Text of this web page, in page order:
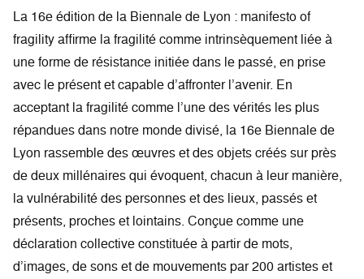
La 16e édition de la Biennale de Lyon : manifesto of
fragility affirme la fragilité comme intrinsèquement liée à
une forme de résistance initiée dans le passé, en prise
avec le présent et capable d’affronter l’avenir. En
acceptant la fragilité comme l’une des vérités les plus
répandues dans notre monde divisé, la 16e Biennale de
Lyon rassemble des œuvres et des objets créés sur près
de deux millénaires qui évoquent, chacun à leur manière,
la vulnérabilité des personnes et des lieux, passés et
présents, proches et lointains. Conçue comme une
déclaration collective constituée à partir de mots,
d’images, de sons et de mouvements par 200 artistes et